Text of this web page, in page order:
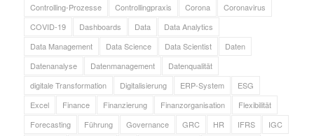
Controlling-Prozesse Controllingpraxis Corona
Coronavirus
COVID-19
Dashboards Data
Data Analytics
Data Management
Data Science Data Scientist
Daten
Datenanalyse
Datenmanagement
Datenqualität
digitale Transformation
Digitalisierung ERP-System
ESG
Excel
Finance Finanzierung Finanzorganisation
Flexibilität
Forecasting
Führung Governance GRC HR IFRS
IGC